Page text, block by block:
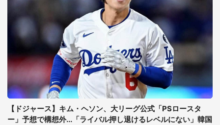
【ドジャース】キム・ヘソン、大リーグ公式「PSロースタ
ー」予想で構想外...「ライバル押し退けるレベルにない」韓国